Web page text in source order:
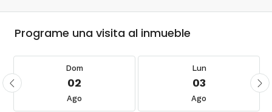
Programe una visita al inmueble
Dom
02
Ago
Lun
03
Ago